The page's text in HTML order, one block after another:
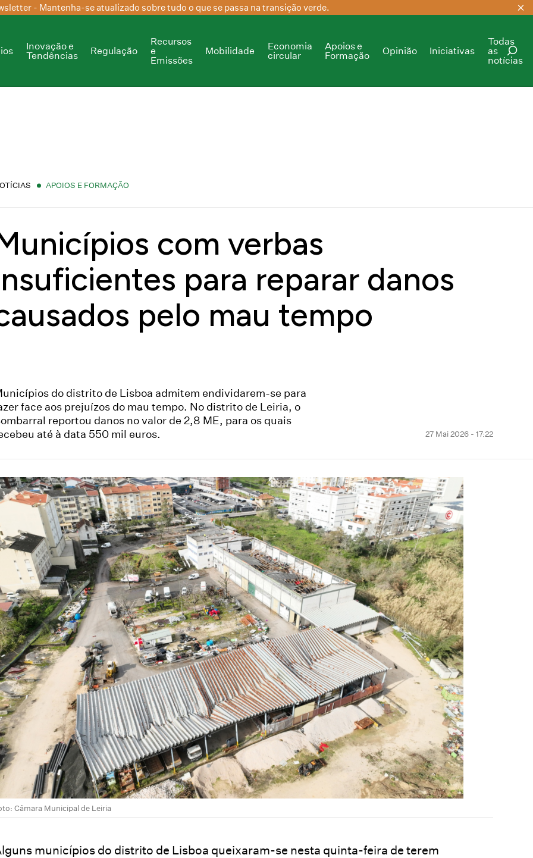
- Mantenha-se atualizado sobre tudo o que se passa na transição verde.
Inovação e
Tendências
Regulação
Recursos
e
Emissões
Mobilidade
Economia
circular
Apoios e
Formação
Opinião Iniciativas
Todas
as
notícias
APOIOS E FORMAÇÃO
com verbas
para reparar danos
pelo mau tempo
do distrito de Lisboa admitem endividarem-se para
face aos prejuízos do mau tempo. No distrito de Leiria, o
reportou danos no valor de 2,8 ME, para os quais
até à data 550 mil euros.
27 Mai 2026 - 17:22
Câmara Municipal de Leiria
municípios do distrito de Lisboa queixaram-se nesta quinta-feira de terem